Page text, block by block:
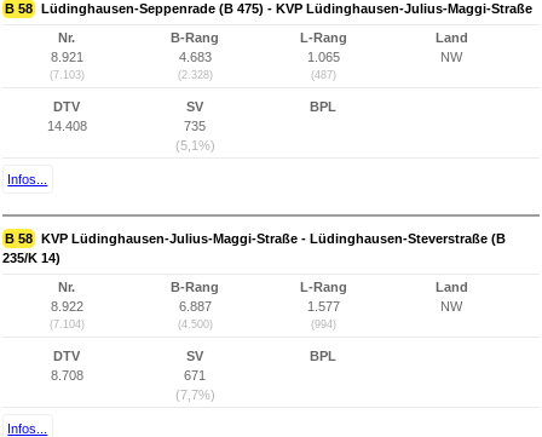
B 58 Lüdinghausen-Seppenrade (B 475) - KVP Lüdinghausen-Julius-Maggi-Straße
Nr.
8.921
(7.103)
B-Rang
4.683
(2.328)
L-Rang
1.065
(487)
Land
NW
DTV
14.408
SV
735
(5,1%)
BPL
Infos...
B 58 KVP Lüdinghausen-Julius-Maggi-Straße - Lüdinghausen-Steverstraße (B
235/K 14)
Nr.
8.922
(7.104)
B-Rang
6.887
(4.500)
L-Rang
1.577
(994)
Land
NW
DTV
8.708
SV
671
(7,7%)
BPL
Infos...